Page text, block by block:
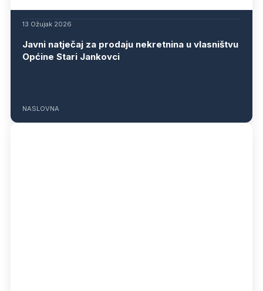
13 Ožujak 2026
Javni natječaj za prodaju nekretnina u vlasništvu
Općine Stari Jankovci
NASLOVNA